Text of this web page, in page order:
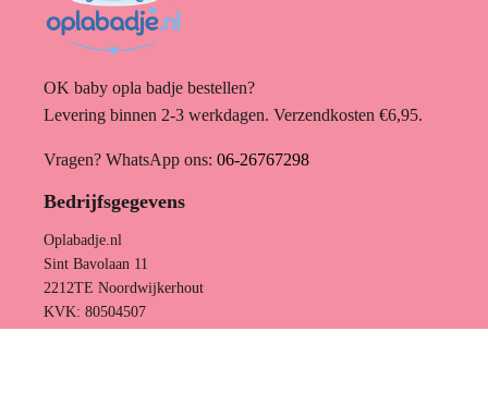
OK baby opla badje bestellen?
Levering binnen 2-3 werkdagen. Verzendkosten €6,95.
Vragen? WhatsApp ons: 06-26767298
Bedrijfsgegevens
Oplabadje.nl
Sint Bavolaan 11
2212TE Noordwijkerhout
KVK: 80504507